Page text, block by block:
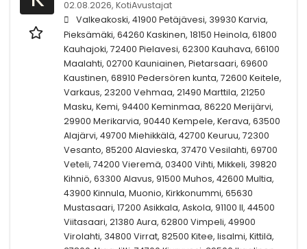
02.08.2026, KotiAvustajat
Valkeakoski, 41900 Petäjävesi, 39930 Karvia,
Pieksämäki, 64260 Kaskinen, 18150 Heinola, 61800
Kauhajoki, 72400 Pielavesi, 62300 Kauhava, 66100
Maalahti, 02700 Kauniainen, Pietarsaari, 69600
Kaustinen, 68910 Pedersören kunta, 72600 Keitele,
Varkaus, 23200 Vehmaa, 21490 Marttila, 21250
Masku, Kemi, 94400 Keminmaa, 86220 Merijärvi,
29900 Merikarvia, 90440 Kempele, Kerava, 63500
Alajärvi, 49700 Miehikkälä, 42700 Keuruu, 72300
Vesanto, 85200 Alavieska, 37470 Vesilahti, 69700
Veteli, 74200 Vieremä, 03400 Vihti, Mikkeli, 39820
Kihniö, 63300 Alavus, 91500 Muhos, 42600 Multia,
43900 Kinnula, Muonio, Kirkkonummi, 65630
Mustasaari, 17200 Asikkala, Askola, 91100 II, 44500
Viitasaari, 21380 Aura, 62800 Vimpeli, 49900
Virolahti, 34800 Virrat, 82500 Kitee, Iisalmi, Kittilä,